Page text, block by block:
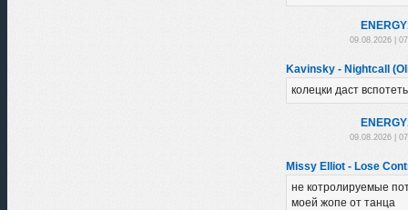
09.08.2026 |
Kavinsky - Nightcall
колецки даст вспотеть
09.08.2026 |
Missy Elliot - Lose
не котролируемые
моей жопе от танца